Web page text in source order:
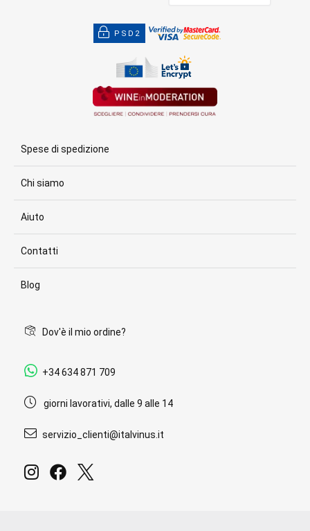
PSD2
Spese di spedizione
Chi siamo
Aiuto
Contatti
Blog
Dov'è il mio ordine?
+34 634 871 709
giorni lavorativi, dalle 9 alle 14
servizio_clienti@italvinus.it